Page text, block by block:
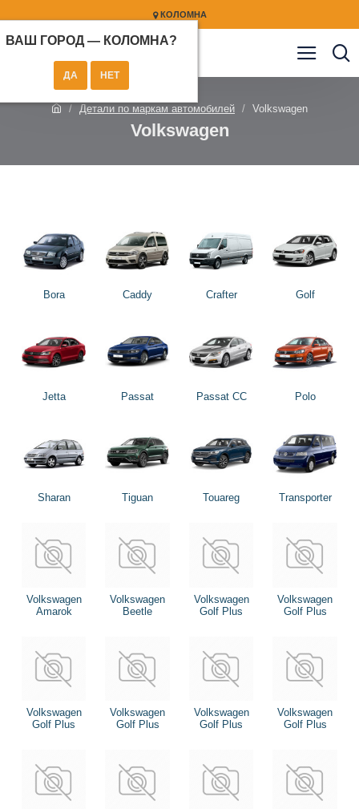
КОЛОМНА
ВАШ ГОРОД — КОЛОМНА?
Детали по маркам автомобилей Volkswagen
Volkswagen
Bora Caddy Crafter Golf
Jetta Passat Passat CC Polo
Sharan Tiguan Touareg Transporter
Volkswagen
Amarok
Volkswagen
Beetle
Volkswagen
Golf Plus
Volkswagen
Golf Plus
Volkswagen
Golf Plus
Volkswagen
Golf Plus
Volkswagen
Golf Plus
Volkswagen
Golf Plus